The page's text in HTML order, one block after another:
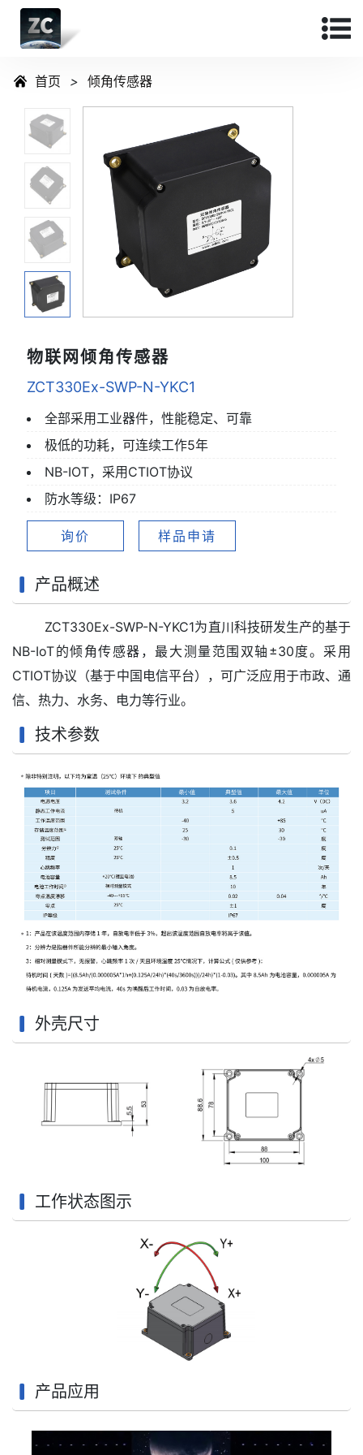
首页 > 倾角传感器
物联网倾角传感器
ZCT330Ex-SWP-N-YKC1
全部采用工业器件，性能稳定、可靠
极低的功耗，可连续工作5年
NB-IOT，采用CTIOT协议
防水等级：IP67
询价 样品申请
产品概述
ZCT330Ex-SWP-N-YKC1为直川科技研发生产的基于
NB-IoT的倾角传感器，最大测量范围双轴±30度。采用
CTIOT协议（基于中国电信平台），可广泛应用于市政、通
信、热力、水务、电力等行业。
技术参数
外壳尺寸
工作状态图示
产品应用